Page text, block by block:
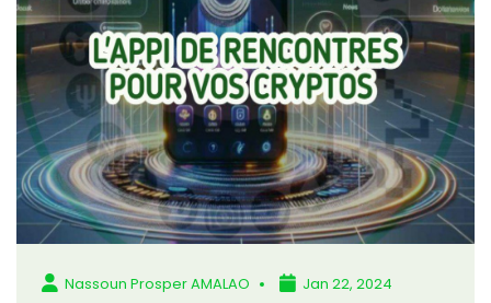
Nassoun Prosper AMALAO Jan 22, 2024